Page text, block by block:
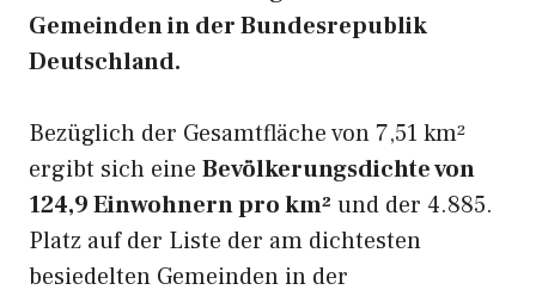
Gemeinden in der Bundesrepublik
Deutschland.
Bezüglich der Gesamtfläche von 7,51 km²
ergibt sich eine Bevölkerungsdichte von
124,9 Einwohnern pro km² und der 4.885.
Platz auf der Liste der am dichtesten
besiedelten Gemeinden in der